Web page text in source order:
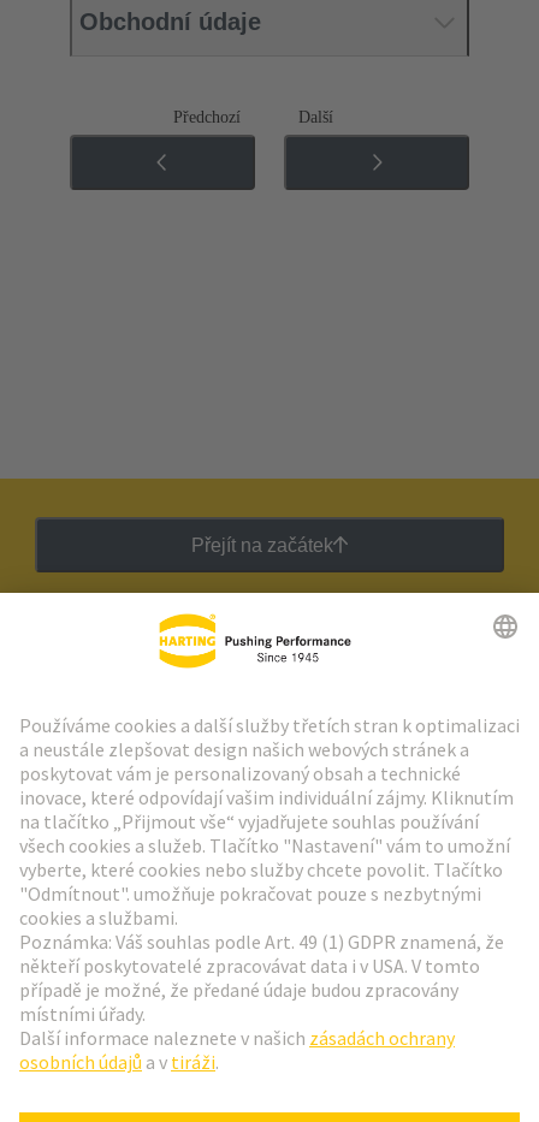
Obchodní údaje
Předchozí Další
Přejít na začátek
Zpravodaj HARTING
Přejít na registraci
Social Media
Česká republika